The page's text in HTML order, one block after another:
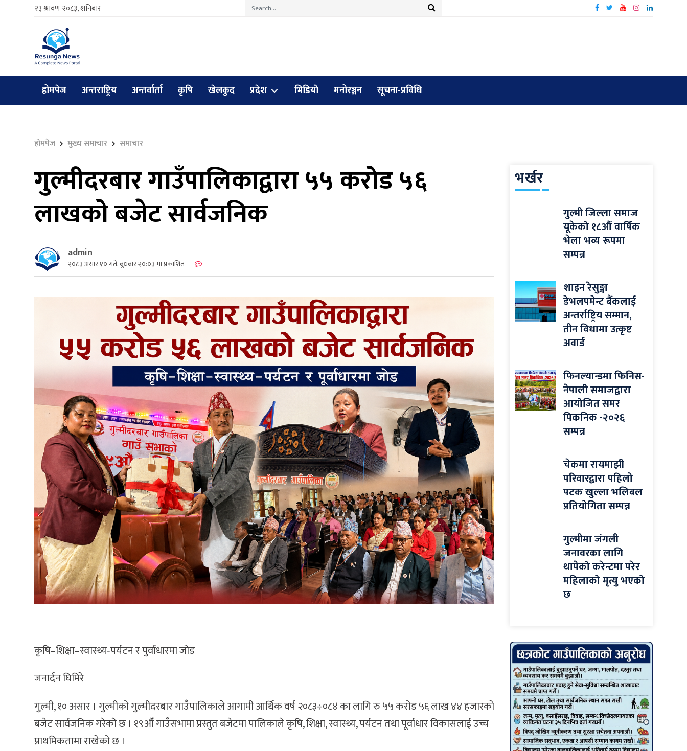
२३ श्रावण २०८३, शनिबार
होमपेज अन्तराष्ट्रिय अन्तर्वार्ता कृषि खेलकुद प्रदेश भिडियाे मनोरञ्जन सूचना-प्रविधि
होमपेज मुख्य समाचार समाचार
गुल्मीदरबार गाउँपालिकाद्वारा ५५ करोड ५६
लाखको बजेट सार्वजनिक
admin
२०८३ असार १० गते, बुधबार २०:०३ मा प्रकाशित
कृषि–शिक्षा–स्वास्थ्य‐पर्यटन र पुर्वाधारमा जोड
जनार्दन घिमिरे
गुल्मी, १० असार । गुल्मीको गुल्मीदरबार गाउँपालिकाले आगामी आर्थिक वर्ष २०८३÷०८४ का लागि रु ५५ करोड ५६ लाख ४४ हजारको
बजेट सार्वजनिक गरेकोे छ । १९औँ गाउँसभामा प्रस्तुत बजेटमा पालिकाले कृषि, शिक्षा, स्वास्थ्य, पर्यटन तथा पूर्वाधार विकासलाई उच्च
प्राथमिकतामा राखेको छ ।
भर्खर
गुल्मी जिल्ला समाज
यूकेको १८औँ वार्षिक
भेला भव्य रूपमा
सम्पन्न
शाइन रेसुङ्गा
डेभलपमेन्ट बैंकलाई
अन्तर्राष्ट्रिय सम्मान,
तीन विधामा उत्कृष्ट
अवार्ड
फिनल्यान्डमा फिनिस-
नेपाली समाजद्वारा
आयोजित समर
पिकनिक -२०२६
सम्पन्न
चेकमा रायमाझी
परिवारद्वारा पहिलो
पटक खुल्ला भलिबल
प्रतियोगिता सम्पन्न
गुल्मीमा जंगली
जनावरका लागि
थापेको करेन्टमा परेर
महिलाको मृत्यु भएको
छ